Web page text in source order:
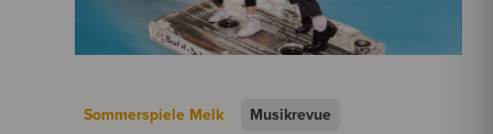
Sommerspiele Melk Musikrevue